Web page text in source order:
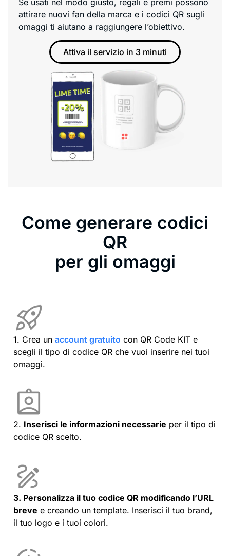
attirare nuovi fan della marca e i codici QR sugli
omaggi ti aiutano a raggiungere l’obiettivo.
Attiva il servizio in 3 minuti
Come generare codici
QR
per gli omaggi
1. Crea un account gratuito con QR Code KIT e
scegli il tipo di codice QR che vuoi inserire nei tuoi
omaggi.
2. Inserisci le informazioni necessarie per il tipo di
codice QR scelto.
3. Personalizza il tuo codice QR modificando l’URL
breve e creando un template. Inserisci il tuo brand,
il tuo logo e i tuoi colori.